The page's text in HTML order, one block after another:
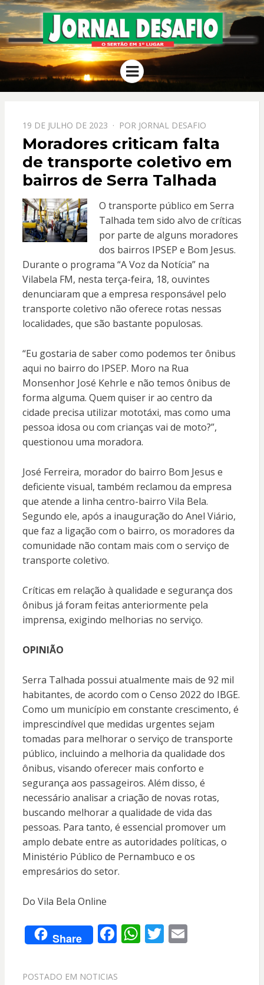
JORNAL
DESAFIO
O Sertão em 1º Lugar
Menu
PPOSTADO
EM
19 DE JULHO DE 2023 POR JORNAL DESAFIO
Moradores criticam falta
de transporte coletivo em
bairros de Serra Talhada
O transporte público em Serra
Talhada tem sido alvo de críticas
por parte de alguns moradores
dos bairros IPSEP e Bom Jesus.
Durante o programa “A Voz da Notícia” na
Vilabela FM, nesta terça-feira, 18, ouvintes
denunciaram que a empresa responsável pelo
transporte coletivo não oferece rotas nessas
localidades, que são bastante populosas.
“Eu gostaria de saber como podemos ter ônibus
aqui no bairro do IPSEP. Moro na Rua
Monsenhor José Kehrle e não temos ônibus de
forma alguma. Quem quiser ir ao centro da
cidade precisa utilizar mototáxi, mas como uma
pessoa idosa ou com crianças vai de moto?”,
questionou uma moradora.
José Ferreira, morador do bairro Bom Jesus e
deficiente visual, também reclamou da empresa
que atende a linha centro-bairro Vila Bela.
Segundo ele, após a inauguração do Anel Viário,
que faz a ligação com o bairro, os moradores da
comunidade não contam mais com o serviço de
transporte coletivo.
Críticas em relação à qualidade e segurança dos
ônibus já foram feitas anteriormente pela
imprensa, exigindo melhorias no serviço.
OPINIÃO
Serra Talhada possui atualmente mais de 92 mil
habitantes, de acordo com o Censo 2022 do IBGE.
Como um município em constante crescimento, é
imprescindível que medidas urgentes sejam
tomadas para melhorar o serviço de transporte
público, incluindo a melhoria da qualidade dos
ônibus, visando oferecer mais conforto e
segurança aos passageiros. Além disso, é
necessário analisar a criação de novas rotas,
buscando melhorar a qualidade de vida das
pessoas. Para tanto, é essencial promover um
amplo debate entre as autoridades políticas, o
Ministério Público de Pernambuco e os
empresários do setor.
Do Vila Bela Online
Share F
e
W T E
POSTADO EM NOTICIAS